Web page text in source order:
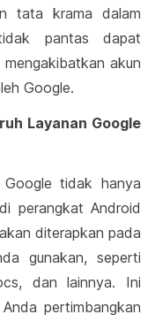
tata krama dalam
pantas dapat
akun
Google.
Layanan Google
tidak hanya
perangkat Android
diterapkan pada
gunakan, seperti
dan lainnya. Ini
pertimbangkan